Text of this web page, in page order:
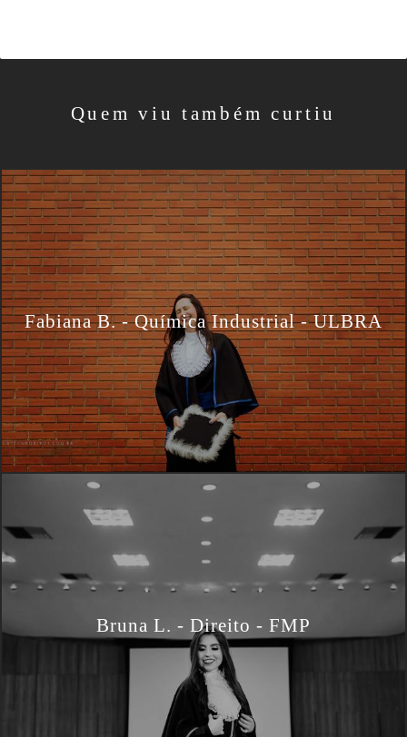
Quem viu também curtiu
Fabiana B. - Química Industrial - ULBRA
Bruna L. - Direito - FMP